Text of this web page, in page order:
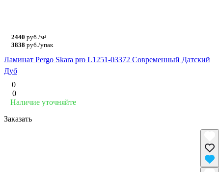
2440 руб./м²
3838 руб./упак
Ламинат Pergo Skara pro L1251-03372 Современный Датский
Дуб
0
0
Наличие уточняйте
Заказать